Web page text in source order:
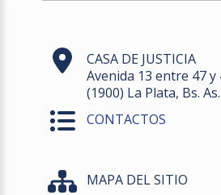
CASA DE JUSTICIA
Avenida 13 entre 47 y
(1900) La Plata, Bs. As.
CONTACTOS
MAPA DEL SITIO